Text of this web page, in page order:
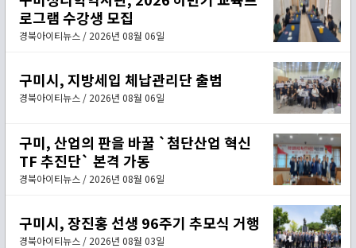
로그램 수강생 모집
경북아이티뉴스 / 2026년 08월 06일
구미시, 지방세입 체납관리단 출범
경북아이티뉴스 / 2026년 08월 06일
구미, 산업의 판을 바꿀 `첨단산업 혁신
TF 추진단` 본격 가동
경북아이티뉴스 / 2026년 08월 06일
구미시, 장진홍 선생 96주기 추모식 거행
경북아이티뉴스 / 2026년 08월 03일